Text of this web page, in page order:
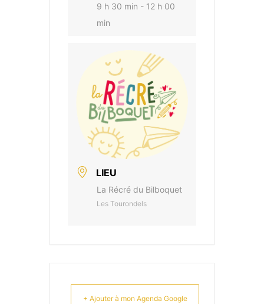
9 h 30 min - 12 h 00
min
LIEU
La Récré du Bilboquet
Les Tourondels
+ Ajouter à mon Agenda Google